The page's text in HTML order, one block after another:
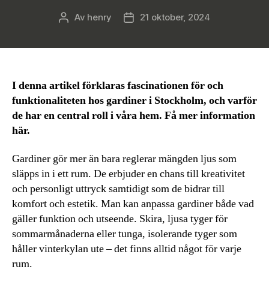
Inläggsförfattare
Av henry Inläggsdatum
21 oktober, 2024
I denna artikel förklaras fascinationen för och
funktionaliteten hos gardiner i Stockholm, och varför
de har en central roll i våra hem. Få mer information
här.
Gardiner gör mer än bara reglerar mängden ljus som
släpps in i ett rum. De erbjuder en chans till kreativitet
och personligt uttryck samtidigt som de bidrar till
komfort och estetik. Man kan anpassa gardiner både vad
gäller funktion och utseende. Skira, ljusa tyger för
sommarmånaderna eller tunga, isolerande tyger som
håller vinterkylan ute – det finns alltid något för varje
rum.